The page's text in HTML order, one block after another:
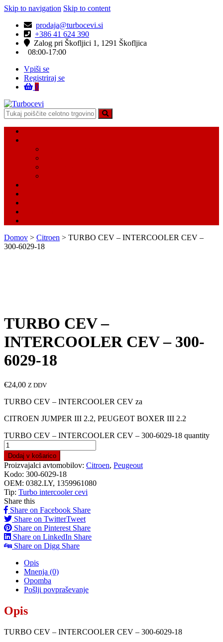
Skip to navigation Skip to content
prodaja@turbocevi.si
+386 41 624 390
Zalog pri Škofljici 1, 1291 Škofljica
08:00-17:00
Vpiši se
Registriraj se
0
Turbocevi
Turbo ideal – turbo cevi
Domov > Citroen > TURBO CEV – INTERCOOLER CEV –
300-6029-18
TURBO CEV –
INTERCOOLER CEV – 300-
6029-18
€24,00 Z DDV
TURBO CEV – INTERCOOLER CEV za
CITROEN JUMPER III 2.2, PEUGEOT BOXER III 2.2
TURBO CEV – INTERCOOLER CEV – 300-6029-18 quantity
Dodaj v košarico
Proizvajalci avtomobilov: Citroen, Peugeout
Kodo: 300-6029-18
OEM: 0382.LY, 1359961080
Tip: Turbo intercooler cevi
Share this
Share on Facebook Share
Share on TwitterTweet
Share on Pinterest Share
Share on LinkedIn Share
Share on Digg Share
Opis
Mnenja (0)
Opomba
Pošlji povpraševanje
Opis
TURBO CEV – INTERCOOLER CEV – 300-6029-18